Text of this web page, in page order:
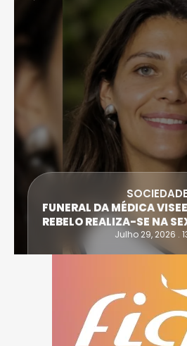
SOCIEDADE
FUNERAL DA MÉDICA
REBELO REALIZA-SE NA
Julho 29, 2026 .